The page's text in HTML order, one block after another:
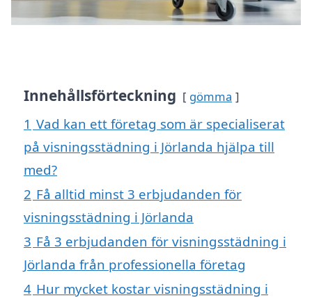
Innehållsförteckning gömma
1 Vad kan ett företag som är specialiserat
på visningsstädning i Jörlanda hjälpa till
med?
2 Få alltid minst 3 erbjudanden för
visningsstädning i Jörlanda
3 Få 3 erbjudanden för visningsstädning i
Jörlanda från professionella företag
4 Hur mycket kostar visningsstädning i